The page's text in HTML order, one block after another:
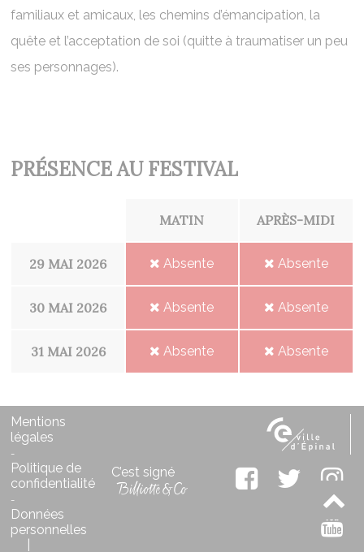
familiaux et amicaux, les chemins d’émancipation, la
quête et l’acceptation de soi (quitte à traumatiser un peu
ses personnages).
PRÉSENCE AU FESTIVAL
MATIN APRÈS-MIDI
29 MAI 2026 Absente Absente
30 MAI 2026 Absente Absente
31 MAI 2026 Absente Absente
Mentions
légales
-
Politique de
confidentialité
-
Données
personnelles
C’est signé